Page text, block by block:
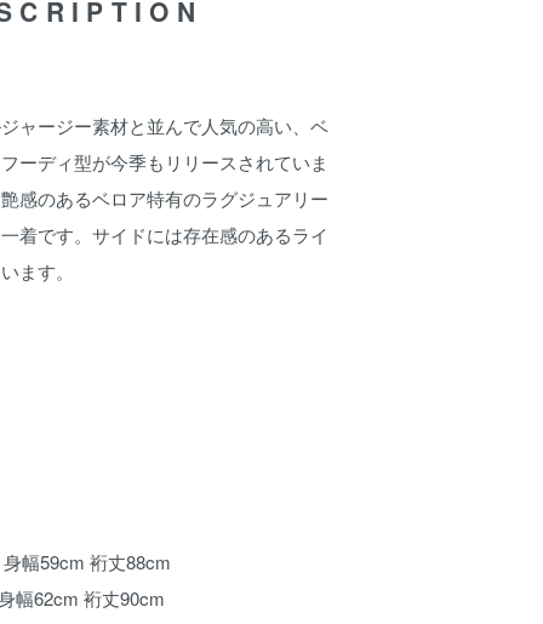
ャージー素材と並んで人気の高い、ベ
ーディ型が今季もリリースされていま
感のあるベロア特有のラグジュアリー
着です。サイドには存在感のあるライ
ます。
幅59cm 裄丈88cm
幅62cm 裄丈90cm